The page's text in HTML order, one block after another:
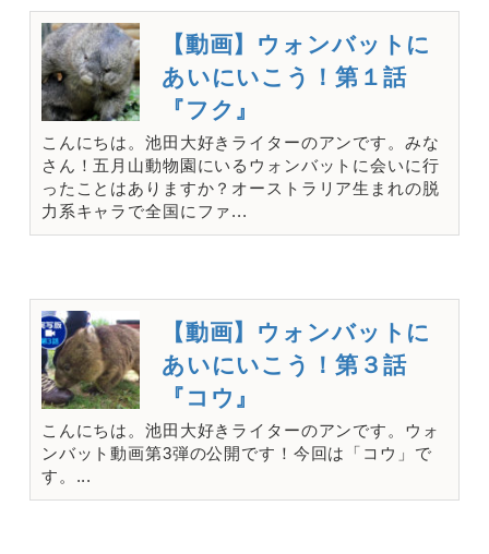
【動画】ウォンバットに
あいにいこう！第１話
『フク』
こんにちは。池田大好きライターのアンです。みな
さん！五月山動物園にいるウォンバットに会いに行
ったことはありますか？オーストラリア生まれの脱
力系キャラで全国にファ...
【動画】ウォンバットに
あいにいこう！第３話
『コウ』
こんにちは。池田大好きライターのアンです。ウォ
ンバット動画第3弾の公開です！今回は「コウ」で
す。...